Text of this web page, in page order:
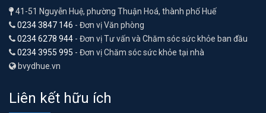
41-51 Nguyễn Huệ, phường Thuận Hoá, thành phố Huế
0234 3847 146 - Đơn vị Văn phòng
0234 6278 944 - Đơn vị Tư vấn và Chăm sóc sức khỏe ban đầu
0234 3955 995 - Đơn vị Chăm sóc sức khỏe tại nhà
bvydhue.vn
Liên kết hữu ích